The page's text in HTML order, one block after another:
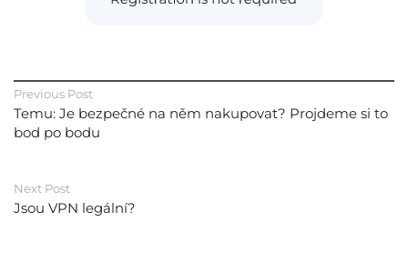
Previous Post
Temu: Je bezpečné na něm nakupovat? Projdeme si to
bod po bodu
Next Post
Jsou VPN legální?